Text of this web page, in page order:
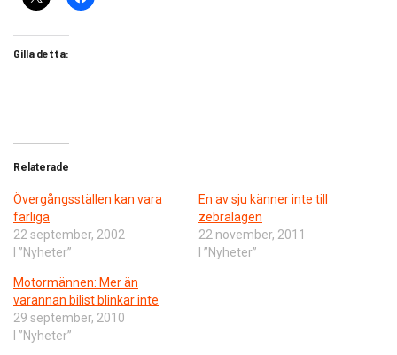
Gilla detta:
Relaterade
Övergångsställen kan vara
farliga
22 september, 2002
I ”Nyheter”
En av sju känner inte till
zebralagen
22 november, 2011
I ”Nyheter”
Motormännen: Mer än
varannan bilist blinkar inte
29 september, 2010
I ”Nyheter”